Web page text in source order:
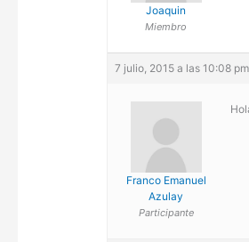
Joaquin
Miembro
7 julio, 2015 a las 10:08 pm
Franco Emanuel
Azulay
Participante